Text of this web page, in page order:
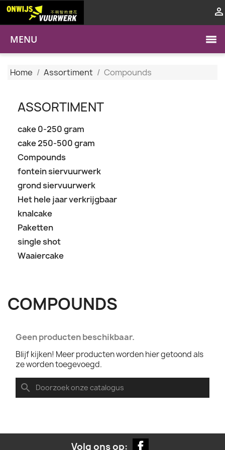

MENU
Home Assortiment Compounds
ASSORTIMENT
cake 0-250 gram
cake 250-500 gram
Compounds
fontein siervuurwerk
grond siervuurwerk
Het hele jaar verkrijgbaar
knalcake
Paketten
single shot
Waaiercake
COMPOUNDS
Geen producten beschikbaar.
Blijf kijken! Meer producten worden hier getoond als
ze worden toegevoegd.
search
Volg ons op: